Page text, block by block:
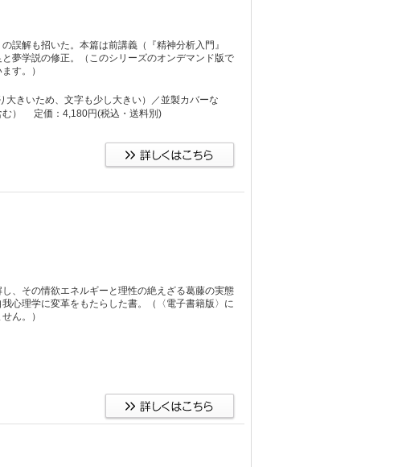
誤解も招いた。本篇は前講義（『精神分析入門』
夢学説の修正。（このシリーズのオンデマンド版で
す。）
きいため、文字も少し大きい）／並製カバーな
む） 定価：4,180円(税込・送料別)
、その情欲エネルギーと理性の絶えざる葛藤の実態
心理学に変革をもたらした書。（〈電子書籍版〉に
ん。）